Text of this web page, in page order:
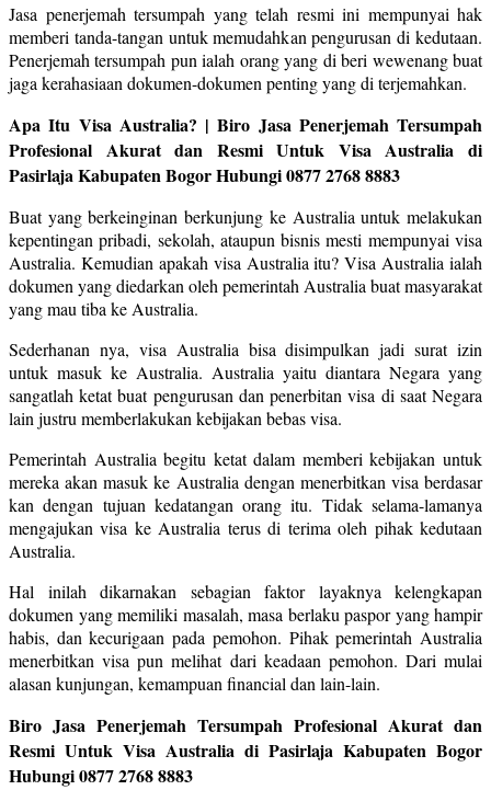
Jasa penerjemah tersumpah yang telah resmi ini mempunyai hak
memberi tanda-tangan untuk memudahkan pengurusan di kedutaan.
Penerjemah tersumpah pun ialah orang yang di beri wewenang buat
jaga kerahasiaan dokumen-dokumen penting yang di terjemahkan.
Apa Itu Visa Australia? | Biro Jasa Penerjemah Tersumpah
Profesional Akurat dan Resmi Untuk Visa Australia di
Pasirlaja Kabupaten Bogor Hubungi 0877 2768 8883
Buat yang berkeinginan berkunjung ke Australia untuk melakukan
kepentingan pribadi, sekolah, ataupun bisnis mesti mempunyai visa
Australia. Kemudian apakah visa Australia itu? Visa Australia ialah
dokumen yang diedarkan oleh pemerintah Australia buat masyarakat
yang mau tiba ke Australia.
Sederhanan nya, visa Australia bisa disimpulkan jadi surat izin
untuk masuk ke Australia. Australia yaitu diantara Negara yang
sangatlah ketat buat pengurusan dan penerbitan visa di saat Negara
lain justru memberlakukan kebijakan bebas visa.
Pemerintah Australia begitu ketat dalam memberi kebijakan untuk
mereka akan masuk ke Australia dengan menerbitkan visa berdasar
kan dengan tujuan kedatangan orang itu. Tidak selama-lamanya
mengajukan visa ke Australia terus di terima oleh pihak kedutaan
Australia.
Hal inilah dikarnakan sebagian faktor layaknya kelengkapan
dokumen yang memiliki masalah, masa berlaku paspor yang hampir
habis, dan kecurigaan pada pemohon. Pihak pemerintah Australia
menerbitkan visa pun melihat dari keadaan pemohon. Dari mulai
alasan kunjungan, kemampuan financial dan lain-lain.
Biro Jasa Penerjemah Tersumpah Profesional Akurat dan
Resmi Untuk Visa Australia di Pasirlaja Kabupaten Bogor
Hubungi 0877 2768 8883